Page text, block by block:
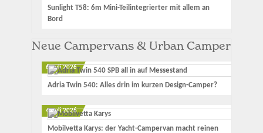
Sunlight T58: 6m Mini-Teilintegrierter mit allem an
Bord
Neue Campervans & Urban Camper
6. Juli 2026
Adria Twin 540: Alles drin im kurzen Design-Camper?
4. Juli 2026
Mobilvetta Karys: der Yacht-Campervan macht reinen